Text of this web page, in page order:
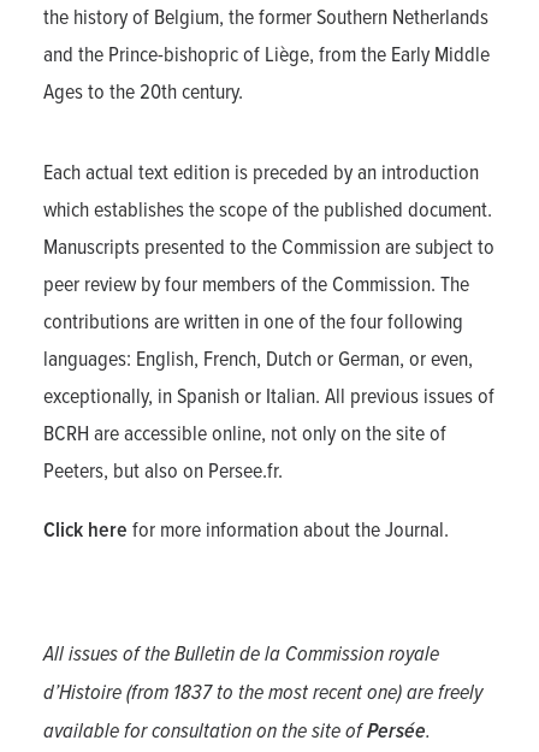
the history of Belgium, the former Southern Netherlands
and the Prince-bishopric of Liège, from the Early Middle
Ages to the 20th century.
Each actual text edition is preceded by an introduction
which establishes the scope of the published document.
Manuscripts presented to the Commission are subject to
peer review by four members of the Commission. The
contributions are written in one of the four following
languages: English, French, Dutch or German, or even,
exceptionally, in Spanish or Italian. All previous issues of
BCRH are accessible online, not only on the site of
Peeters, but also on Persee.fr.
Click here for more information about the Journal.
All issues of the Bulletin de la Commission royale
d’Histoire (from 1837 to the most recent one) are freely
available for consultation on the site ofPersée.